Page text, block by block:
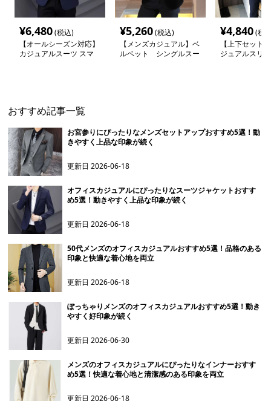
¥6,480(税込)
【オールシーズン対応】
カジュアルスーツ スマ
¥5,260(税込)
【メンズカジュアル】ベ
ルベット シングルスー
¥4,840(税
【上下セット
ジュアルスリ
おすすめ記事一覧
お宮参りにぴったりなメンズセットアップおすすめ5選！動
きやすく上品な印象が続く
更新日2026-06-18
オフィスカジュアルにぴったりなスーツジャケットおすす
め5選！動きやすく上品な印象が続く
更新日2026-06-18
50代メンズのオフィスカジュアルおすすめ5選！品格のある
印象と快適な着心地を両立
更新日2026-06-18
ぽっちゃりメンズのオフィスカジュアルおすすめ5選！動き
やすく好印象が続く
更新日2026-06-30
メンズのオフィスカジュアルにぴったりなインナーおすす
め5選！快適な着心地と清潔感のある印象を両立
更新日2026-06-18